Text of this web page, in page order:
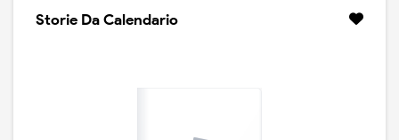
Storie Da Calendario